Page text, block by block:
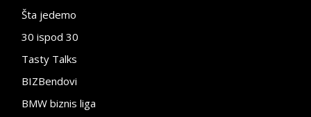
Šta jedemo
30 ispod 30
Tasty Talks
BIZBendovi
BMW biznis liga